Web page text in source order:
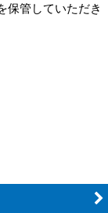
保管していただき